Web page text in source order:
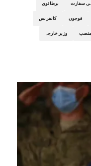
سفارت برطانوی
فوجوں کانفرنس
وزیر خارجہ